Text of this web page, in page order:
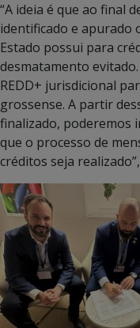
“A ideia é que ao final
identificado e apurado
Estado possui para
desmatamento
REDD+ jurisdicional
grossense. A partir
finalizado, poderemos
que o processo de
créditos seja